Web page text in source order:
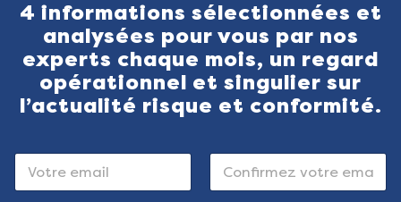
4 informations sélectionnées et
analysées pour vous par nos
experts chaque mois, un regard
opérationnel et singulier sur
l’actualité risque et conformité.
E
m